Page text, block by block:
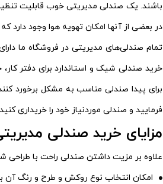
باشند. یک صندلی مدیریتی خوب قابلیت
در بعضی از آنها امکان تهویه هوا وجود
تمام صندلی‌های مدیریتی در فروشگاه ما
خرید صندلی شیک و استاندارد برای دفتر
برای پیدا صندلی مناسب به مشکل برخورد
فرمایید و صندلی موردنیاز خود را خریداری
مزایای خرید صندلی
علاوه بر مزیت داشتن صندلی راحت با طراحی
امکان انتخاب نوع روکش و طرح و رنگ آن